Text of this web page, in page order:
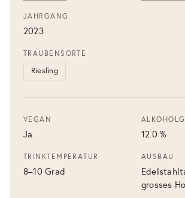
JAHRGANG
2023
TRAUBENSORTE
Riesling
VEGAN
Ja 12.0 %
TRINKTEMPERATUR
8–10 Grad
AUSBAU
grosses